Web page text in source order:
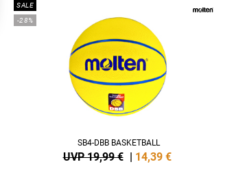
SALE
-28%
SB4-DBB BASKETBALL
UVP 19,99 € 14,39 €